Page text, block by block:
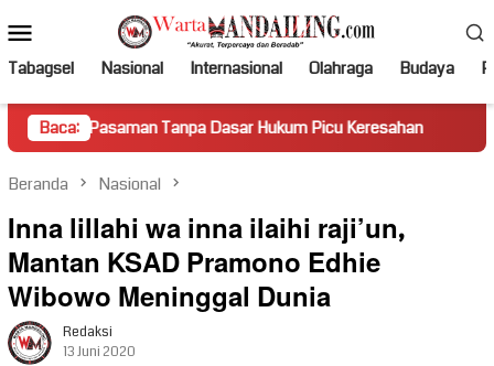
ke
kontenMobile
Tabagsel Nasional Internasional Olahraga Budaya
Baca:
Tanpa Dasar Hukum Picu Keresahan Truk Miring
Beranda Nasional
Inna lillahi wa inna ilaihi raji’un,
Mantan KSAD Pramono Edhie
Wibowo Meninggal Dunia
Redaksi
13 Juni 2020